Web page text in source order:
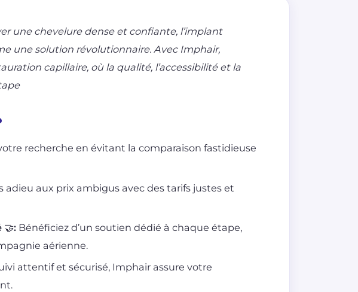
une chevelure dense et confiante, l’implant
une solution révolutionnaire. Avec Imphair,
capillaire, où la qualité, l’accessibilité et la
recherche en évitant la comparaison fastidieuse
adieu aux prix ambigus avec des tarifs justes et
Bénéficiez d’un soutien dédié à chaque étape,
aérienne.
attentif et sécurisé, Imphair assure votre